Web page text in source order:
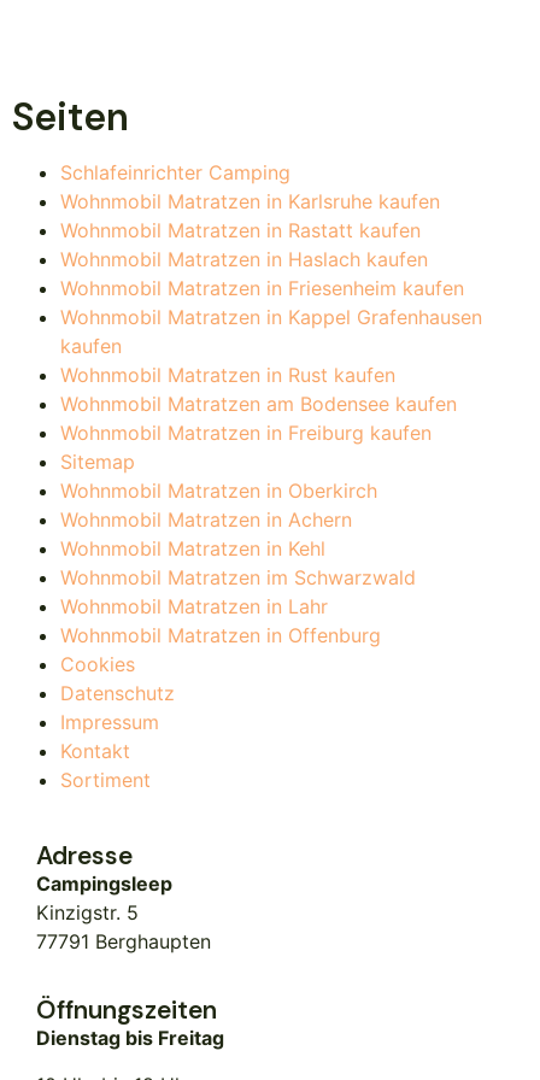
Seiten
Schlafeinrichter Camping
Wohnmobil Matratzen in Karlsruhe kaufen
Wohnmobil Matratzen in Rastatt kaufen
Wohnmobil Matratzen in Haslach kaufen
Wohnmobil Matratzen in Friesenheim kaufen
Wohnmobil Matratzen in Kappel Grafenhausen
kaufen
Wohnmobil Matratzen in Rust kaufen
Wohnmobil Matratzen am Bodensee kaufen
Wohnmobil Matratzen in Freiburg kaufen
Sitemap
Wohnmobil Matratzen in Oberkirch
Wohnmobil Matratzen in Achern
Wohnmobil Matratzen in Kehl
Wohnmobil Matratzen im Schwarzwald
Wohnmobil Matratzen in Lahr
Wohnmobil Matratzen in Offenburg
Cookies
Datenschutz
Impressum
Kontakt
Sortiment
Adresse
Campingsleep
Kinzigstr. 5
77791 Berghaupten
Öffnungszeiten
Dienstag bis Freitag